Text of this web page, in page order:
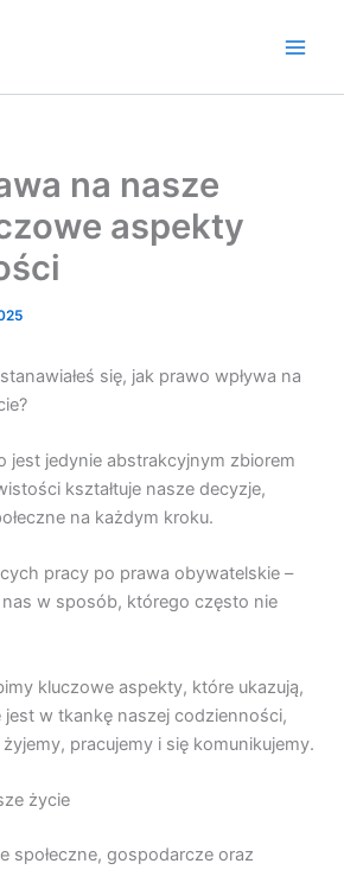
na nasze
aspekty
się, jak prawo wpływa na
jest jedynie abstrakcyjnym zbiorem
kształtuje nasze decyzje,
na każdym kroku.
pracy po prawa obywatelskie –
nas w sposób, którego często nie
kluczowe aspekty, które ukazują,
w tkankę naszej codzienności,
pracujemy i się komunikujemy.
życie
społeczne, gospodarcze oraz